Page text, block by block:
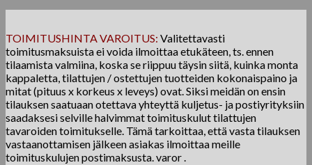
TOIMITUSHINTA VAROITUS: Valitettavasti
toimitusmaksuista ei voida ilmoittaa etukäteen, ts. ennen
tilaamista valmiina, koska se riippuu täysin siitä, kuinka monta
kappaletta, tilattujen / ostettujen tuotteiden kokonaispaino ja
mitat (pituus x korkeus x leveys) ovat. Siksi meidän on ensin
tilauksen saatuaan otettava yhteyttä kuljetus- ja postiyrityksiin
saadaksesi selville halvimmat toimituskulut tilattujen
tavaroiden toimitukselle. Tämä tarkoittaa, että vasta tilauksen
vastaanottamisen jälkeen asiakas ilmoittaa meille
toimituskulujen postimaksusta. varor .